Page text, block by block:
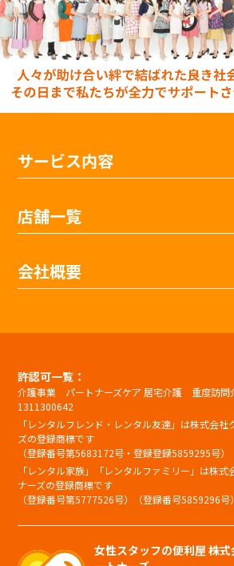
サービス内容
店舗一覧
会社概要
許認可一覧：
介護事業 パートナーズケア 居宅介護 重度訪
1311300642
「レンタルフレンド・レンタル友達」は株式会
ズの登録商標です
（登録番号第5683172号・登録登録5859295号）
「レンタル家族」「レンタルファミリー」は株式
ナーズの登録商標です
（登録番号第5777526号）（登録番号5859296号）
女性スタッフの便利屋 株